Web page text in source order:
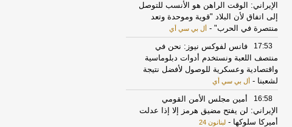
الإيراني: الوقت الراهن هو الأنسب للتوصل
إلى اتفاق لأن البلاد "قوية وموحدة وتعد
منتصرة في الحرب" - أل بي سي أي
17:53
فانس لفوكس نيوز: نحن في
منتصف اللعبة ونستخدم أدوات دبلوماسية
واقتصادية وعسكرية للوصول لأفضل نتيجة
لشعبنا - أل بي سي أي
16:58
أمين مجلس الأمن القومي
الإيراني: لن يفتح مضيق هرمز إلا إذا عدلت
أميركا سلوكها - لبنانون 24